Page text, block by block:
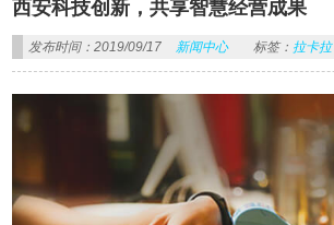
西安科技创新，共享智慧经营成果
发布时间：2019/09/17 新闻中心 标签： 拉卡拉